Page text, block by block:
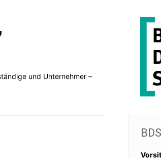
und Unternehmer –